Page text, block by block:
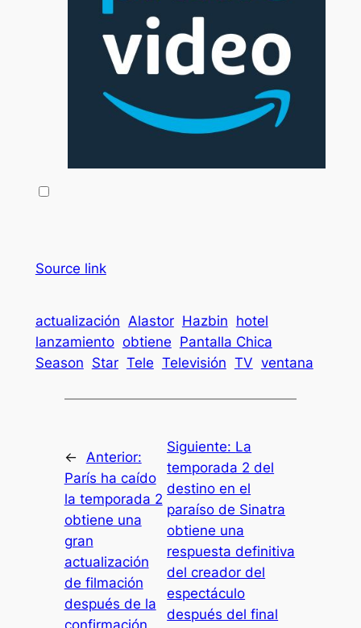
Source link
actualización Alastor Hazbin hotel
lanzamiento obtiene Pantalla Chica
Season Star Tele Televisión TV ventana
←
Anterior:
París ha caído
la temporada 2
obtiene una
gran
actualización
de filmación
después de la
confirmación
Siguiente: La
temporada 2 del
destino en el
paraíso de Sinatra
obtiene una
respuesta definitiva
del creador del
espectáculo
después del final